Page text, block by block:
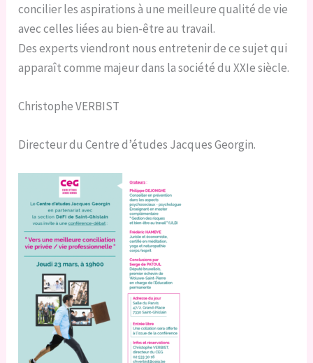
concilier les aspirations à une meilleure qualité de vie
avec celles liées au bien-être au travail.
Des experts viendront nous entretenir de ce sujet qui
apparaît comme majeur dans la société du XXIe siècle.
Christophe VERBIST
Directeur du Centre d’études Jacques Georgin.